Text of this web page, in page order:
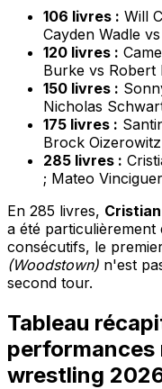
106 livres : Will
Cayden Wadle
120 livres :
Burke vs Robert
150 livres :
Nicholas
175 livres :
Brock
285 livres :
; Mateo
En 285 livres,
a été particulièrement
consécutifs, le
(Woodstown) n'est
second tour.
Tableau
wrestling